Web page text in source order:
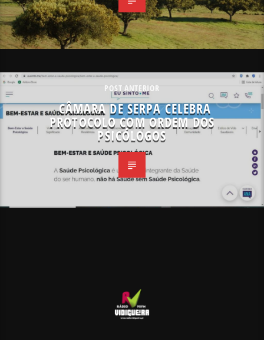
POST ANTERIOR
CÂMARA DE SERPA CELEBRA
PROTOCOLO COM ORDEM DOS
PSICÓLOGOS